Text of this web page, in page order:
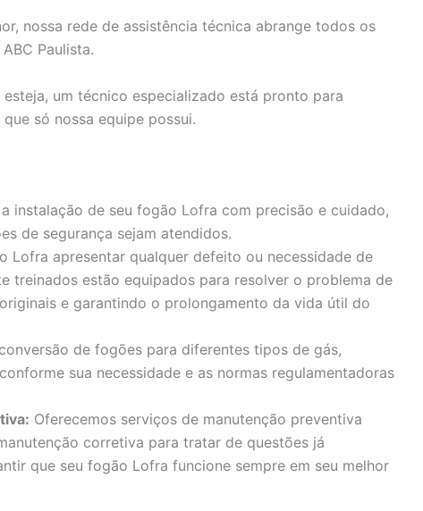
nossa rede de assistência técnica abrange todos os
Paulista.
um técnico especializado está pronto para
só nossa equipe possui.
instalação de seu fogão Lofra com precisão e cuidado,
de segurança sejam atendidos.
Lofra apresentar qualquer defeito ou necessidade de
treinados estão equipados para resolver o problema de
e garantindo o prolongamento da vida útil do
de fogões para diferentes tipos de gás,
sua necessidade e as normas regulamentadoras
Oferecemos serviços de manutenção preventiva
corretiva para tratar de questões já
que seu fogão Lofra funcione sempre em seu melhor